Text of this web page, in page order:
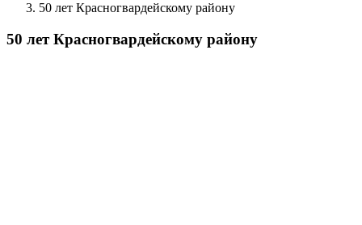
50 лет Красногвардейскому району
50 лет Красногвардейскому району